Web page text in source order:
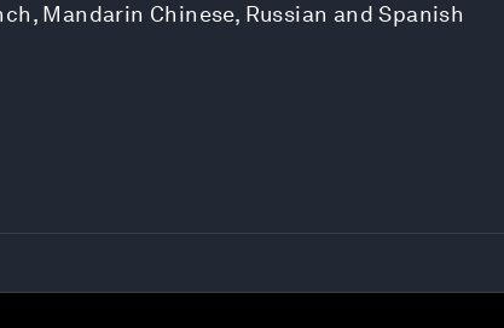
Mandarin Chinese, Russian and Spanish